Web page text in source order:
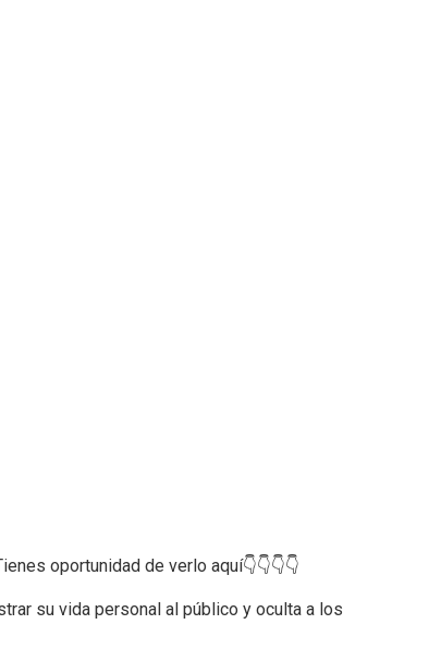
oportunidad de verlo aquí👇👇👇👇
su vida personal al público y oculta a los